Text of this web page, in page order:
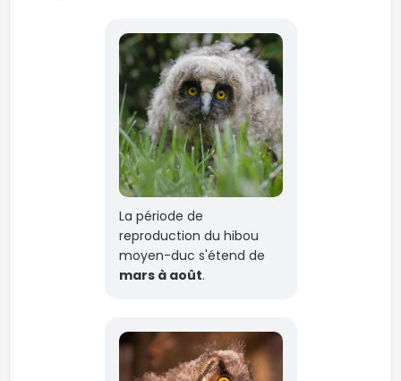
La période de
reproduction du hibou
moyen-duc s'étend de
mars à août.